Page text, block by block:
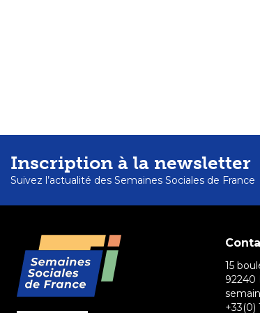
Inscription à la newsletter
Suivez l’actualité des Semaines Sociales de France
15
92240
+33(0)